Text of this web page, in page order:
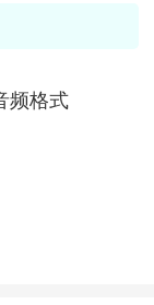
频格式